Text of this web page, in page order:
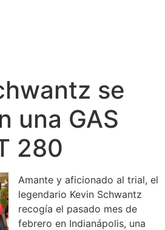
se
una GAS
280
Amante y aficionado al trial, el
legendario Kevin Schwantz
recogía el pasado mes de
febrero en Indianápolis, una